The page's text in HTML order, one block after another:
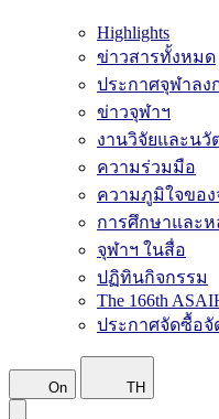
Highlights
ข่าวสารทั้งหมด
ประกาศจุฬาล
ข่าวจุฬาฯ
งานวิจัยและนวั
ความร่วมมือ
ความภูมิใจของ
การศึกษาและ
จุฬาฯ ในสื่อ
ปฏิทินกิจกรรม
The 166th
ประกาศจัดซื้อจั
On TH